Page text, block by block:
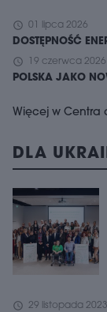
schedule 01 lipca 2026
DOSTĘPNOŚĆ
schedule 19 czerwca 2026
POLSKA JAKO
Więcej w Centra
DLA
schedule 29 listopada 2023